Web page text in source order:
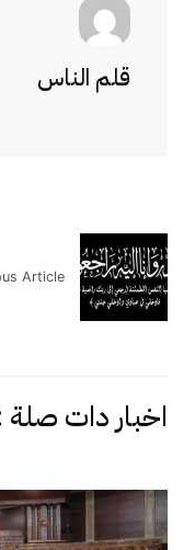
قلم الناس
Article
اخبار دات صلة